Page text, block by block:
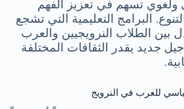
ولغوي تسهم في تعزيز الفهم
البرامج التعليمية التي تشجع
بين الطلاب النرويجيين والعرب
جديد يقدر الثقافات المختلفة
للعرب في النرويج